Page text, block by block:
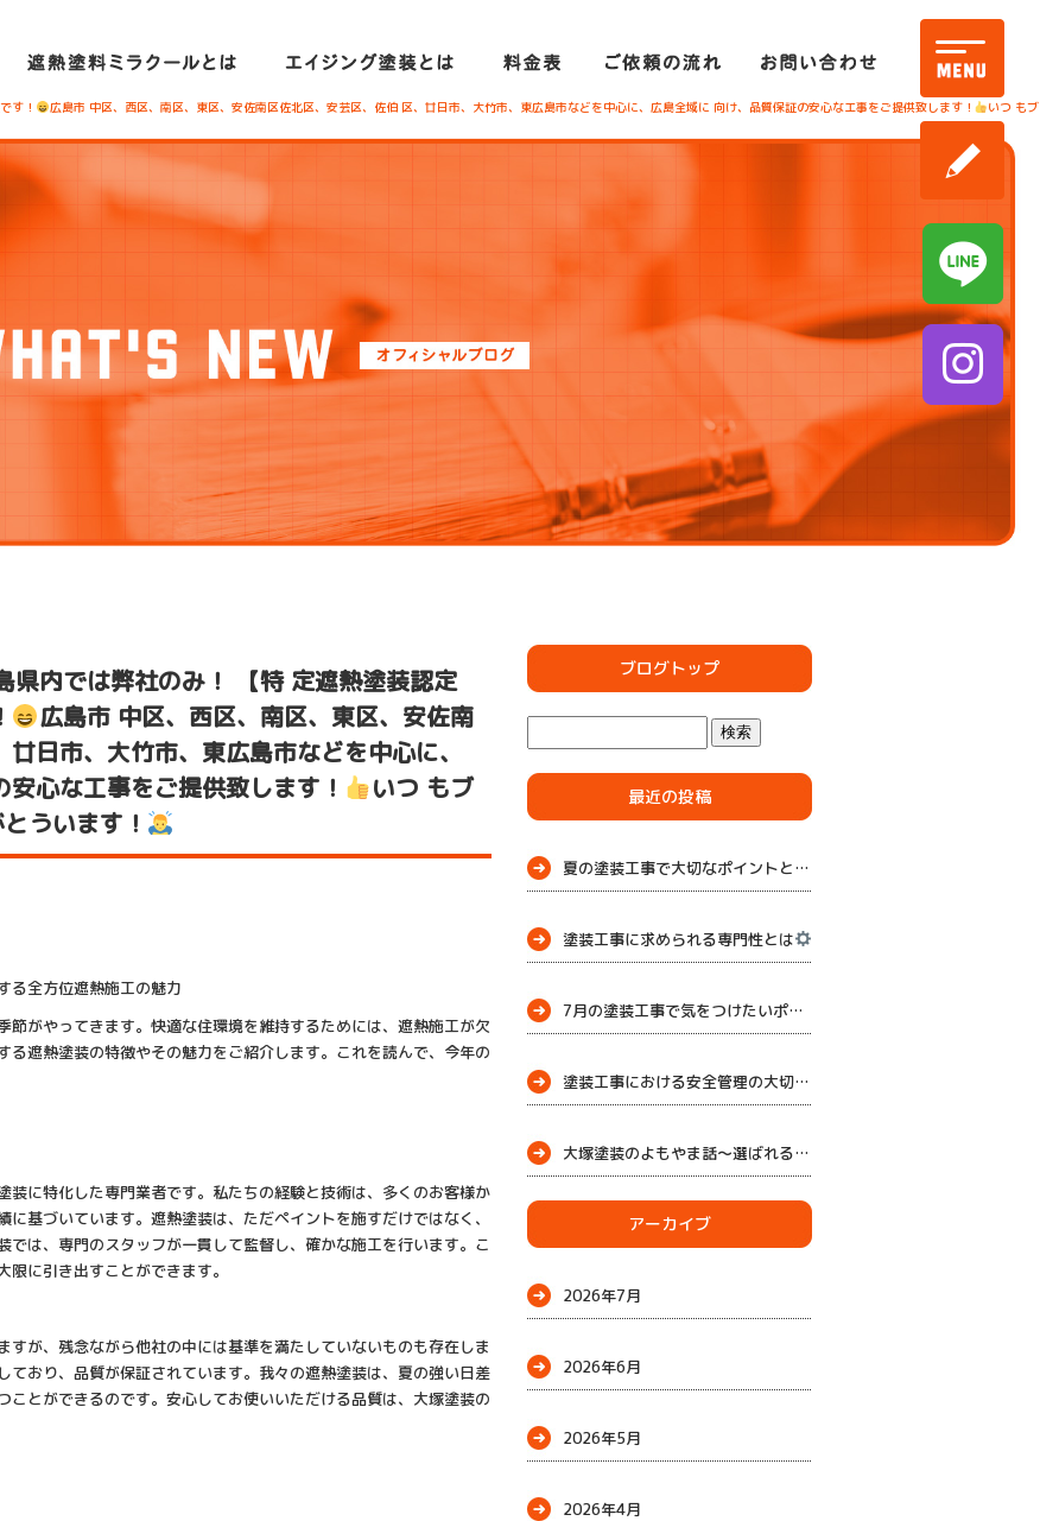
す！ 広島市 中区、西区、南区、東区、安佐南区佐北区、安芸区、佐伯 区、廿日市、大竹市、東広島市などを中心に、広島全域に 向け、品質保証の安心な工事をご提供致します！
いつ もブ
県内では弊社のみ！ 【特 定遮熱塗装認定
広島市 中区、西区、南区、東区、安佐南
日市、大竹市、東広島市などを中心に、
心な工事をご提供致します！
いつ もブ
ういます！
る全方位遮熱施工の魅力
節がやってきます。快適な住環境を維持するためには、遮熱施工が欠
る遮熱塗装の特徴やその魅力をご紹介します。これを読んで、今年の
装に特化した専門業者です。私たちの経験と技術は、多くのお客様か
基づいています。遮熱塗装は、ただペイントを施すだけではなく、
は、専門のスタッフが一貫して監督し、確かな施工を行います。こ
に引き出すことができます。
が、残念ながら他社の中には基準を満たしていないものも存在しま
ており、品質が保証されています。我々の遮熱塗装は、夏の強い日差
ことができるのです。安心してお使いいただける品質は、大塚塗装の
ブログトップ
最近の投稿
夏の塗装工事で大切なポイントとメンテナンス
塗装工事に求められる専門性とは
7月の塗装工事で気をつけたいポイント
塗装工事における安全管理の大切さ
大塚塗装のよもやま話～選ばれる理由
アーカイブ
2026年7月
2026年6月
2026年5月
2026年4月